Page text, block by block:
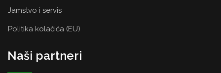
Jamstvo i servis
Politika kolačića (EU)
Naši partneri